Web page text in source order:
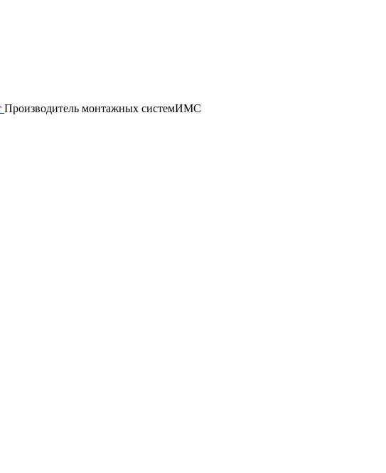
Производитель монтажных системИМС